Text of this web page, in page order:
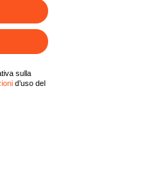
sulla
d’uso del